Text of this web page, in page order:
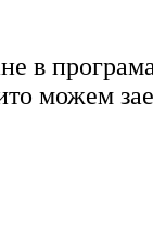
в
можем